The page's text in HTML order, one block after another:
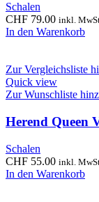
Schalen
CHF 79.00 inkl.
In den Warenkorb
Zur Vergleichsliste
Quick view
Zur Wunschliste
Herend Queen
Schalen
CHF 55.00 inkl.
In den Warenkorb